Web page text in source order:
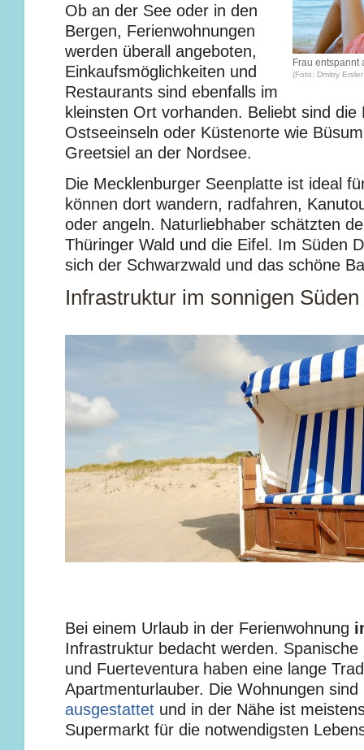
Frau entspannt
(Foto: Dmitry
Ob an der See oder in den
Bergen, Ferienwohnungen
werden überall angeboten,
Einkaufsmöglichkeiten und
Restaurants sind ebenfalls im
kleinsten Ort vorhanden. Beliebt sind die
Ostseeinseln oder Küstenorte wie
Greetsiel an der Nordsee.
Die Mecklenburger Seenplatte ist ideal
können dort wandern, radfahren,
oder angeln. Naturliebhaber schätzten
Thüringer Wald und die Eifel. Im Süden
sich der Schwarzwald und das schöne
Infrastruktur im sonnigen Süden
Bei einem Urlaub in der Ferienwohnung
Infrastruktur bedacht werden.
und Fuerteventura haben eine lange
Apartmenturlauber. Die Wohnungen
ausgestattet und in der Nähe ist
Supermarkt für die notwendigsten